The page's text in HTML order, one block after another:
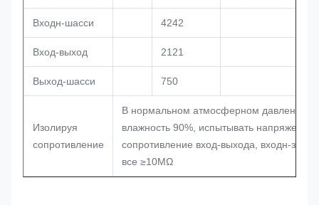
Входн-шасси 4242
Вход-выход 2121
Выход-шасси 750
Изолируя
сопротивление
В нормальном атмосферном давлении,
влажность 90%, испытывать напряжение
сопротивление вход-выхода, входн-
все ≥10MΩ